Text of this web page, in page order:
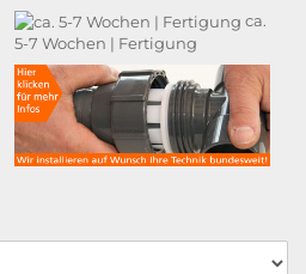
ca.
5-7 Wochen | Fertigung